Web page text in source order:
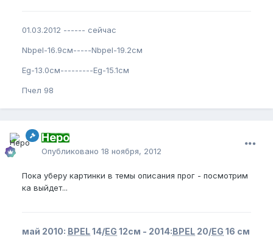
01.03.2012 ------ сейчас
Nbpel-16.9см-----Nbpel-19.2см
Eg-13.0см---------Eg-15.1см
Пчел 98
Неро
Опубликовано 18 ноября, 2012
Пока уберу картинки в темы описания прог - посмотрим
ка выйдет...
май 2010: BPEL14/EG 12см - 2014:BPEL 20/EG 16 см